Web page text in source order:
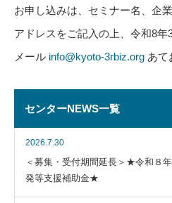
お申し込みは、セミナー名、企
アドレスをご記入の上、令和8
メール info@kyoto-3rbiz.org あて
センターNEWS一覧
2026.7.30
＜募集・受付期間延長＞★令和８
発等支援補助金★